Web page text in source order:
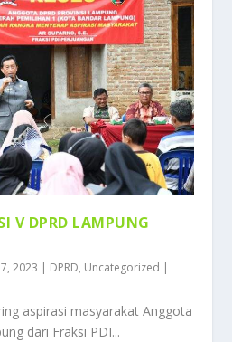
V DPRD LAMPUNG
2023 | DPRD, Uncategorized |
aspirasi masyarakat Anggota
dari Fraksi PDI...